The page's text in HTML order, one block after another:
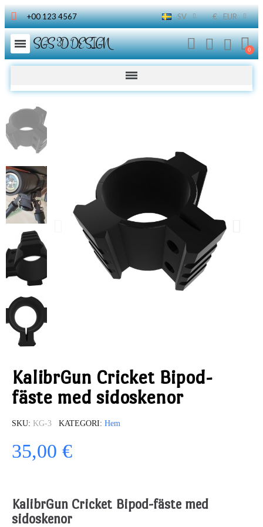
+00 123 4567 SV € EUR
SGS 3D DESIGN
KalibrGun Cricket Bipod-
fäste med sidoskenor
SKU KG-3 KATEGORI Hem
35,00 €
KalibrGun Cricket Bipod-fäste med
sidoskenor